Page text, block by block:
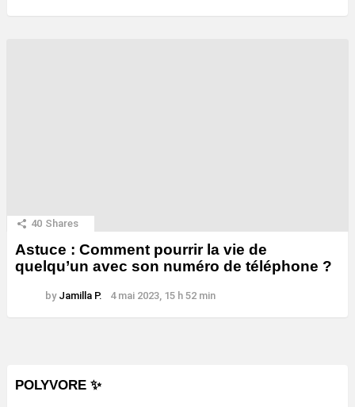
40 Shares
Astuce : Comment pourrir la vie de
quelqu’un avec son numéro de téléphone ?
by Jamilla P. 4 mai 2023, 15 h 52 min
POLYVORE ✨